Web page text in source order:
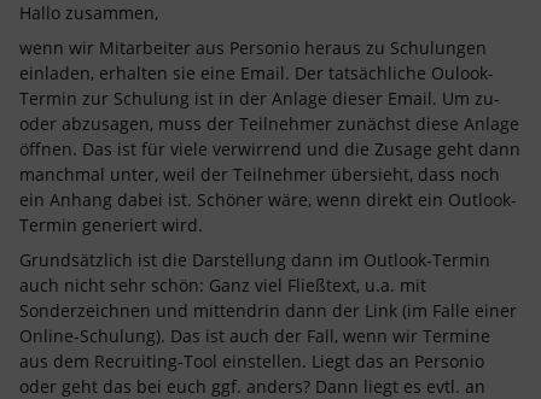
Hallo zusammen,
wenn wir Mitarbeiter aus Personio heraus zu Schulungen
einladen, erhalten sie eine Email. Der tatsächliche Oulook-
Termin zur Schulung ist in der Anlage dieser Email. Um zu-
oder abzusagen, muss der Teilnehmer zunächst diese Anlage
öffnen. Das ist für viele verwirrend und die Zusage geht dann
manchmal unter, weil der Teilnehmer übersieht, dass noch
ein Anhang dabei ist. Schöner wäre, wenn direkt ein Outlook-
Termin generiert wird.
Grundsätzlich ist die Darstellung dann im Outlook-Termin
auch nicht sehr schön: Ganz viel Fließtext, u.a. mit
Sonderzeichnen und mittendrin dann der Link (im Falle einer
Online-Schulung). Das ist auch der Fall, wenn wir Termine
aus dem Recruiting-Tool einstellen. Liegt das an Personio
oder geht das bei euch ggf. anders? Dann liegt es evtl. an